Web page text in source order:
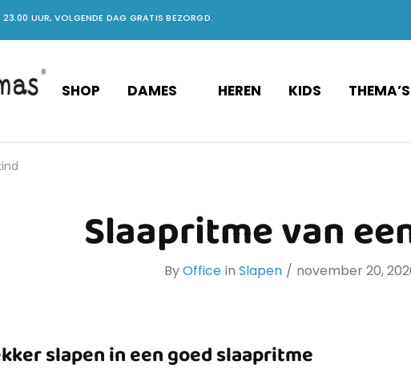
UUR, VOLGENDE DAG GRATIS BEZORGD.
SHOP DAMES HEREN KIDS THEMA’S
Slaapritme van
ByOffice in Slapen november 20,
slapen in een goed slaapritme